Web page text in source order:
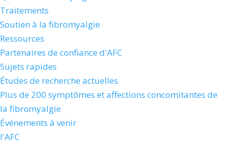
Traitements
Soutien à la fibromyalgie
Ressources
Partenaires de confiance d'AFC
Sujets rapides
Études de recherche actuelles
Plus de 200 symptômes et affections concomitantes de
la fibromyalgie
Événements à venir
l'AFC